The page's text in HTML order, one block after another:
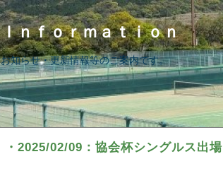
Ｉｎｆｏｒｍａｔｉｏｎ
お知らせ・更新情報等のご案内です。
・2025/02/09：協会杯シングルス出場